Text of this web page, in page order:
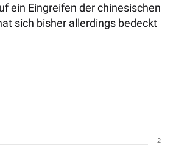
ein Eingreifen der chinesischen
sich bisher allerdings bedeckt
2